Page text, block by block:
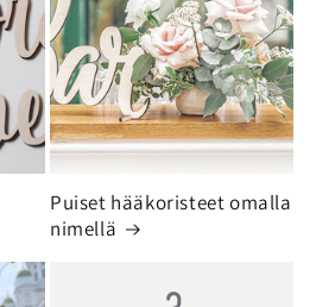
Puiset hääkoristeet omalla
nimellä